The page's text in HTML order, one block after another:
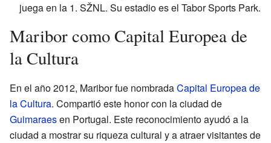
juega en la 1. SŽNL. Su estadio es el Tabor Sports Park.
Maribor como Capital Europea de
la Cultura
En el año 2012, Maribor fue nombradaCapital Europea de
la Cultura. Compartió este honor con la ciudad de
Guimaraesen Portugal. Este reconocimiento ayudó a la
ciudad a mostrar su riqueza cultural y a atraer visitantes de